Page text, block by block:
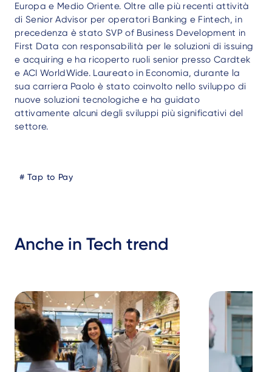
Europa e Medio Oriente. Oltre alle più recenti attività
di Senior Advisor per operatori Banking e Fintech, in
precedenza è stato SVP of Business Development in
First Data con responsabilità per le soluzioni di issuing
e acquiring e ha ricoperto ruoli senior presso Cardtek
e ACI WorldWide. Laureato in Economia, durante la
sua carriera Paolo è stato coinvolto nello sviluppo di
nuove soluzioni tecnologiche e ha guidato
attivamente alcuni degli sviluppi più significativi del
settore.
BlogTap to Pay
Anche in Tech trend